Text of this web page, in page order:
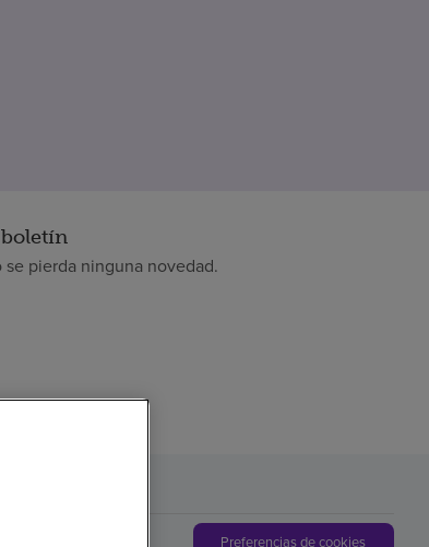
pierda ninguna novedad.
Preferencias de cookies